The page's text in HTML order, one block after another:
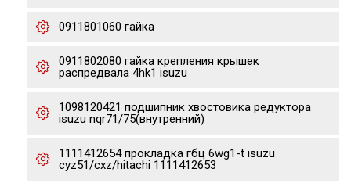
0911801060 гайка
0911802080 гайка крепления крышек
распредвала 4hk1 isuzu
1098120421 подшипник хвостовика редуктора
isuzu nqr71/75(внутренний)
1111412654 прокладка гбц 6wg1-t isuzu
cyz51/cxz/hitachi 1111412653